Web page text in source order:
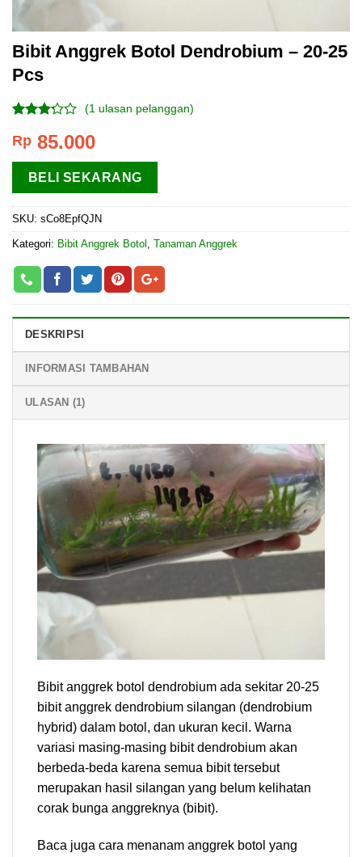
Bibit Anggrek Botol Dendrobium – 20-25
Pcs
3.00
penilaian
pelanggan
(1 ulasan pelanggan)
Rp 85.000
BELI SEKARANG
SKU: sCo8EpfQJN
Kategori: Bibit Anggrek Botol Tanaman Anggrek
DESKRIPSI
INFORMASI TAMBAHAN
ULASAN (1)
Bibit anggrek botol dendrobium ada sekitar 20-25
bibit anggrek dendrobium silangan (dendrobium
hybrid) dalam botol, dan ukuran kecil. Warna
variasi masing-masing bibit dendrobium akan
berbeda-beda karena semua bibit tersebut
merupakan hasil silangan yang belum kelihatan
corak bunga anggreknya (bibit).
Baca juga cara menanam anggrek botol yang